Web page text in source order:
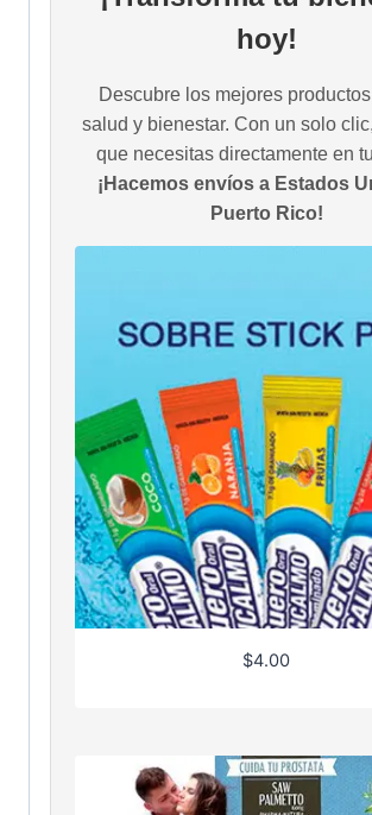
hoy!
Descubre los mejores
salud y bienestar. Con un solo
que necesitas directamente en
¡Hacemos envíos a Estados
Puerto Rico!
$4.00